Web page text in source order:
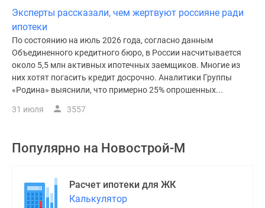
Эксперты рассказали, чем жертвуют россияне ради
ипотеки
По состоянию на июль 2026 года, согласно данным
Объединенного кредитного бюро, в России насчитывается
около 5,5 млн активных ипотечных заемщиков. Многие из
них хотят погасить кредит досрочно. Аналитики Группы
«Родина» выяснили, что примерно 25% опрошенных...
31 июля 3557
Популярно на Новострой-М
Расчет ипотеки для ЖК
Калькулятор